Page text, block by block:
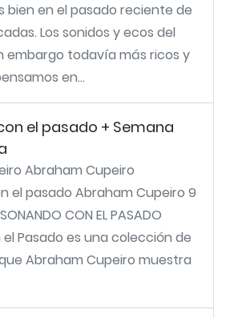
bien en el pasado reciente de
Los sonidos y ecos del
embargo todavía más ricos y
en...
el pasado + Semana
Abraham Cupeiro
el pasado Abraham Cupeiro 9
CON EL PASADO
Pasado es una colección de
Abraham Cupeiro muestra